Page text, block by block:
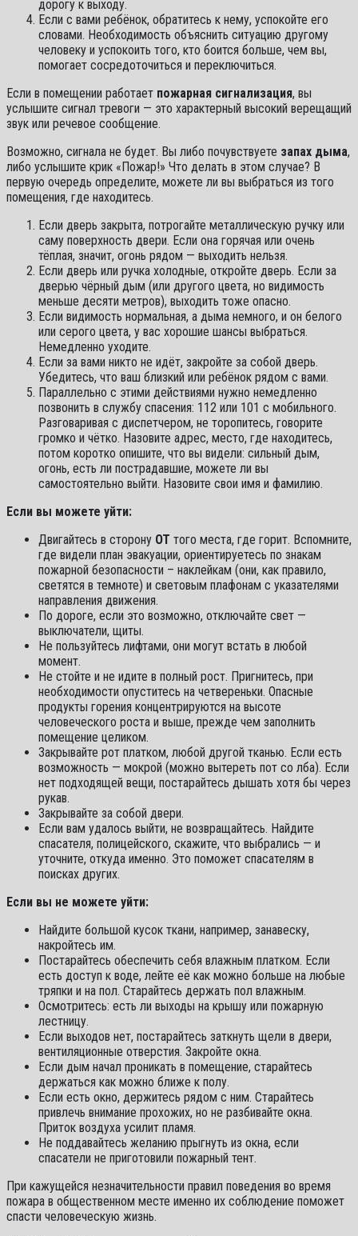
дорогу к выходу.
Если с вами ребёнок, обратитесь к нему, успокойте его
словами. Необходимость объяснить ситуацию другому
человеку и успокоить того, кто боится больше, чем вы,
помогает сосредоточиться и переключиться.
Если в помещении работает пожарная сигнализация, вы
услышите сигнал тревоги — это характерный высокий верещащий
звук или речевое сообщение.
Возможно, сигнала не будет. Вы либо почувствуете запах дыма,
либо услышите крик «Пожар!» Что делать в этом случае? В
первую очередь определите, можете ли вы выбраться из того
помещения, где находитесь.
Если дверь закрыта, потрогайте металлическую ручку или
саму поверхность двери. Если она горячая или очень
тёплая, значит, огонь рядом — выходить нельзя.
Если дверь или ручка холодные, откройте дверь. Если за
дверью чёрный дым (или другого цвета, но видимость
меньше десяти метров), выходить тоже опасно.
Если видимость нормальная, а дыма немного, и он белого
или серого цвета, у вас хорошие шансы выбраться.
Немедленно уходите.
Если за вами никто не идёт, закройте за собой дверь.
Убедитесь, что ваш близкий или ребёнок рядом с вами.
Параллельно с этими действиями нужно немедленно
позвонить в службу спасения: 112 или 101 с мобильного.
Разговаривая с диспетчером, не торопитесь, говорите
громко и чётко. Назовите адрес, место, где находитесь,
потом коротко опишите, что вы видели: сильный дым,
огонь, есть ли пострадавшие, можете ли вы
самостоятельно выйти. Назовите свои имя и фамилию.
Если вы можете уйти:
Двигайтесь в сторону ОТ того места, где горит. Вспомните,
где видели план эвакуации, ориентируетесь по знакам
пожарной безопасности – наклейкам (они, как правило,
светятся в темноте) и световым плафонам с указателями
направления движения.
По дороге, если это возможно, отключайте свет —
выключатели, щиты.
Не пользуйтесь лифтами, они могут встать в любой
момент.
Не стойте и не идите в полный рост. Пригнитесь, при
необходимости опуститесь на четвереньки. Опасные
продукты горения концентрируются на высоте
человеческого роста и выше, прежде чем заполнить
помещение целиком.
Закрывайте рот платком, любой другой тканью. Если есть
возможность — мокрой (можно вытереть пот со лба). Если
нет подходящей вещи, постарайтесь дышать хотя бы через
рукав.
Закрывайте за собой двери.
Если вам удалось выйти, не возвращайтесь. Найдите
спасателя, полицейского, скажите, что выбрались — и
уточните, откуда именно. Это поможет спасателям в
поисках других.
Если вы не можете уйти:
Найдите большой кусок ткани, например, занавеску,
накройтесь им.
Постарайтесь обеспечить себя влажным платком. Если
есть доступ к воде, лейте её как можно больше на любые
тряпки и на пол. Старайтесь держать пол влажным.
Осмотритесь: есть ли выходы на крышу или пожарную
лестницу.
Если выходов нет, постарайтесь заткнуть щели в двери,
вентиляционные отверстия. Закройте окна.
Если дым начал проникать в помещение, старайтесь
держаться как можно ближе к полу.
Если есть окно, держитесь рядом с ним. Старайтесь
привлечь внимание прохожих, но не разбивайте окна.
Приток воздуха усилит пламя.
Не поддавайтесь желанию прыгнуть из окна, если
спасатели не приготовили пожарный тент.
При кажущейся незначительности правил поведения во время
пожара в общественном месте именно их соблюдение поможет
спасти человеческую жизнь.